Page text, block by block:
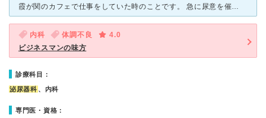
霞が関のカフェで仕事をしていた時のことです。 急に尿意を催しましたので、カフェのトイレで用を足しましたが、そのあと直ぐにまた尿意を催し背中に悪寒が走りました。再びトイレに入りましたが、尿は出ず。
内科 体調不良
4.0
ビジネスマンの味方
診療科目：
泌尿器科 、内科
専門医・資格：